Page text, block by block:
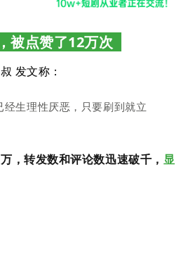
被点赞了12万次
发文称：
生理性厌恶，只要刷到就立
，转发数和评论数迅速破千， 显